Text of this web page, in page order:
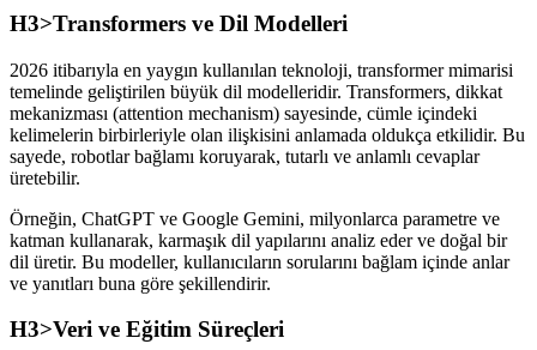
H3>Transformers ve Dil Modelleri
2026 itibarıyla en yaygın kullanılan teknoloji, transformer mimarisi
temelinde geliştirilen büyük dil modelleridir. Transformers, dikkat
mekanizması (attention mechanism) sayesinde, cümle içindeki
kelimelerin birbirleriyle olan ilişkisini anlamada oldukça etkilidir. Bu
sayede, robotlar bağlamı koruyarak, tutarlı ve anlamlı cevaplar
üretebilir.
Örneğin, ChatGPT ve Google Gemini, milyonlarca parametre ve
katman kullanarak, karmaşık dil yapılarını analiz eder ve doğal bir
dil üretir. Bu modeller, kullanıcıların sorularını bağlam içinde anlar
ve yanıtları buna göre şekillendirir.
H3>Veri ve Eğitim Süreçleri